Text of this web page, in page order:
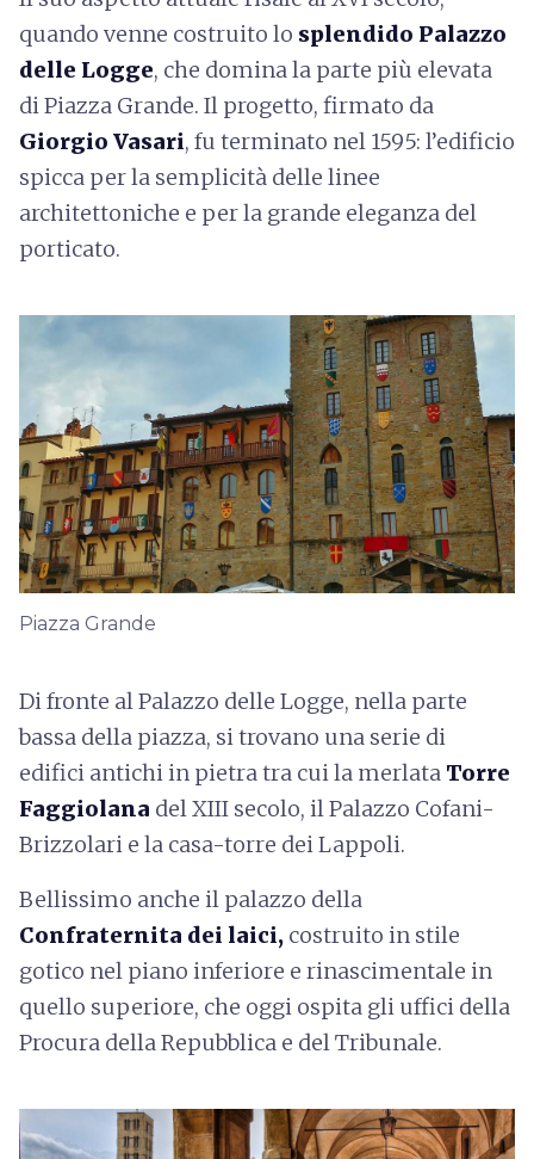
quando venne costruito lo splendido Palazzo
delle Logge, che domina la parte più elevata
di Piazza Grande. Il progetto, firmato da
Giorgio Vasari, fu terminato nel 1595: l’edificio
spicca per la semplicità delle linee
architettoniche e per la grande eleganza del
porticato.
Piazza Grande
Di fronte al Palazzo delle Logge, nella parte
bassa della piazza, si trovano una serie di
edifici antichi in pietra tra cui la merlata Torre
Faggiolana del XIII secolo, il Palazzo Cofani-
Brizzolari e la casa-torre dei Lappoli.
Bellissimo anche il palazzo della
Confraternita dei laici, costruito in stile
gotico nel piano inferiore e rinascimentale in
quello superiore, che oggi ospita gli uffici della
Procura della Repubblica e del Tribunale.